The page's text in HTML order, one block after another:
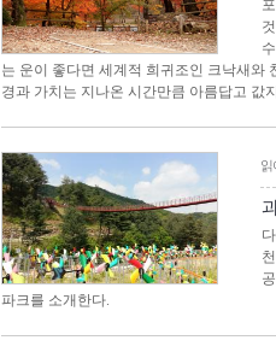
는 운이 좋다면 세계적 희귀조인 크낙새와
경과 가치는 지나온 시간만큼 아름답고 값
읽
파크를 소개한다.